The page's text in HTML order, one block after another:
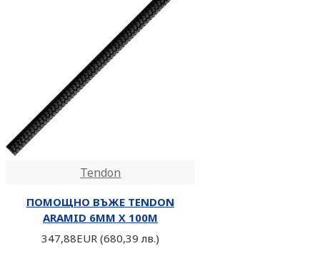
Tendon
ПОМОЩНО ВЪЖЕ TENDON
ARAMID 6MM Х 100М
347,88EUR (680,39 лв.)